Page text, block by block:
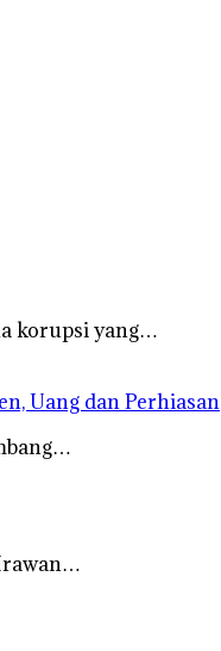
korupsi yang…
Uang dan Perhiasan